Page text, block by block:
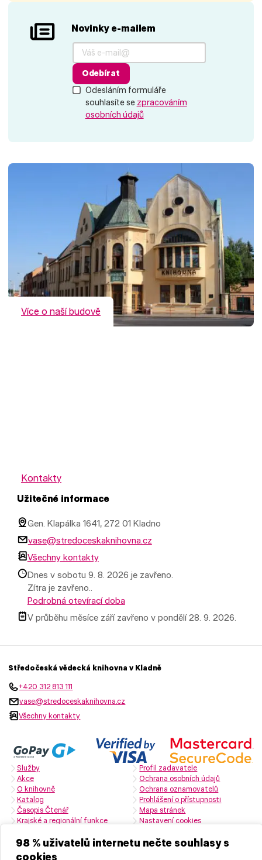
98 % uživatelů internetu nečte souhlasy s
cookies
Novinky e-mailem
Odesláním formuláře
souhlasíte se zpracováním
osobních údajů
Odebírat
Více o naší budově
Kontakty
Užitečné informace
Gen. Klapálka 1641, 272 01 Kladno
vase@stredoceskaknihovna.cz
Všechny kontakty
Dnes v sobotu 9. 8. 2026 je zavřeno.
Zítra je zavřeno..
Podrobná otevírací doba
V průběhu měsíce září zavřeno v pondělí 28. 9. 2026.
Středočeská vědecká knihovna v Kladně
+420 312 813 111
vase@stredoceskaknihovna.cz
Všechny kontakty
Služby
Akce
O knihovně
Katalog
Časopis Čtenář
Krajské a regionální funkce
Profil zadavatele
Ochrana osobních údajů
Ochrana oznamovatelů
Prohlášení o přístupnosti
Mapa stránek
Nastavení cookies